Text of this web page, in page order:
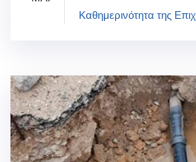
Καθημερινότητα της